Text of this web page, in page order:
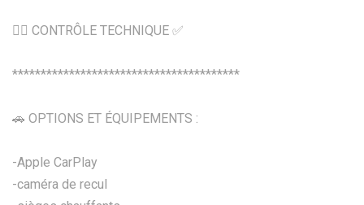
👍🏼 CONTRÔLE TECHNIQUE ✅
****************************************
🚗 OPTIONS ET ÉQUIPEMENTS :
-Apple CarPlay
-caméra de recul